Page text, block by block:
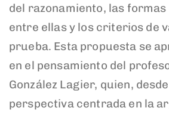
del razonamiento, las formas
entre ellas y los criterios de
prueba. Esta propuesta se
en el pensamiento del
González Lagier, quien,
perspectiva centrada en la